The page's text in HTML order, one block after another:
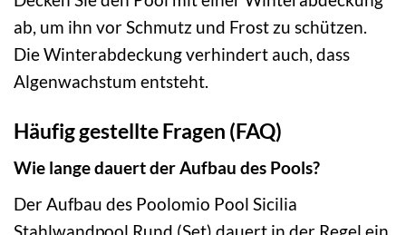
ab, um ihn vor Schmutz und Frost zu schützen.
Die Winterabdeckung verhindert auch, dass
Algenwachstum entsteht.
Häufig gestellte Fragen (FAQ)
Wie lange dauert der Aufbau des Pools?
Der Aufbau des Poolomio Pool Sicilia
Stahlwandpool Rund (Set) dauert in der Regel ein